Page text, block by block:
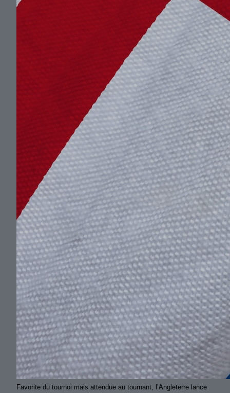
Favorite du tournoi mais attendue au tournant, l’Angleterre lance